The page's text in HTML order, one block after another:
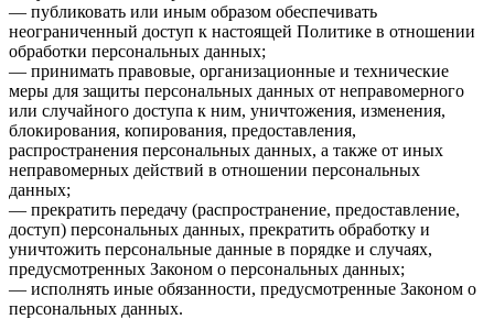
— публиковать или иным образом обеспечивать
неограниченный доступ к настоящей Политике в отношении
обработки персональных данных;
— принимать правовые, организационные и технические
меры для защиты персональных данных от неправомерного
или случайного доступа к ним, уничтожения, изменения,
блокирования, копирования, предоставления,
распространения персональных данных, а также от иных
неправомерных действий в отношении персональных
данных;
— прекратить передачу (распространение, предоставление,
доступ) персональных данных, прекратить обработку и
уничтожить персональные данные в порядке и случаях,
предусмотренных Законом о персональных данных;
— исполнять иные обязанности, предусмотренные Законом о
персональных данных.